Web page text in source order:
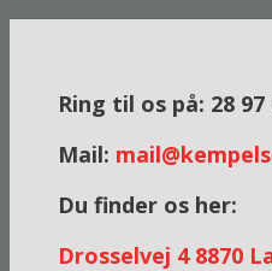
Ring til os på: 28 97
Mail:
Du finder os her:
Drosselvej 48870